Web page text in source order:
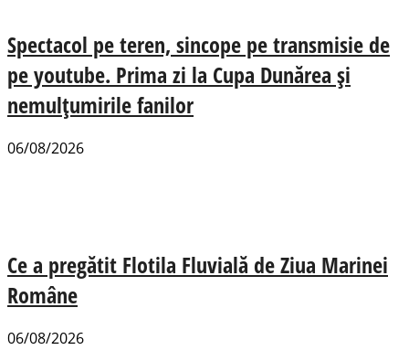
Spectacol pe teren, sincope pe transmisie de
pe youtube. Prima zi la Cupa Dunărea și
nemulțumirile fanilor
06/08/2026
Ce a pregătit Flotila Fluvială de Ziua Marinei
Române
06/08/2026